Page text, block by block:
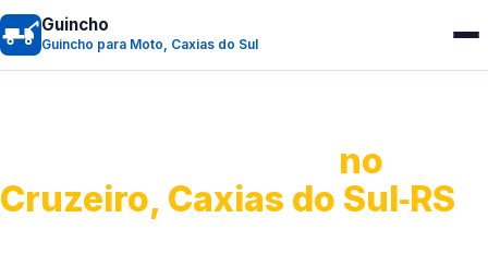
Guincho
Guincho para Moto, Caxias do Sul
no
Cruzeiro, Caxias do Sul‑RS